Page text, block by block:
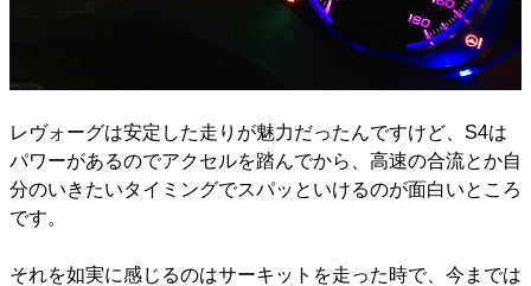
レヴォーグは安定した走りが魅力だったんですけど、S4は
パワーがあるのでアクセルを踏んでから、高速の合流とか自
分のいきたいタイミングでスパッといけるのが面白いところ
です。
それを如実に感じるのはサーキットを走った時で、今までは